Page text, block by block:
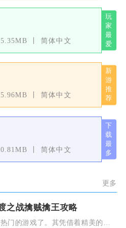
简体中文
简体中文
简体中文
更多
之战擒贼擒王攻略
门的游戏了。其凭借着精美的画